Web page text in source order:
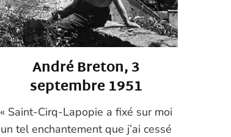
André Breton, 3
septembre 1951
« Saint-Cirq-Lapopie a fixé sur moi
un tel enchantement que j’ai cessé